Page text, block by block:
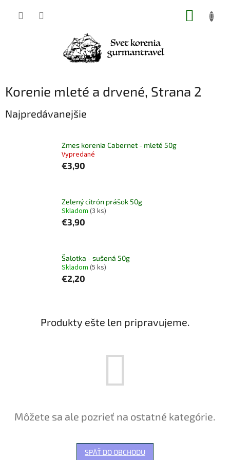
Korenie mleté a drvené, Strana 2
Najpredávanejšie
Zmes korenia Cabernet - mleté 50g
Vypredané
€3,90
Zelený citrón prášok 50g
Skladom (3 ks)
€3,90
Šalotka - sušená 50g
Skladom (5 ks)
€2,20
Produkty ešte len pripravujeme.
Môžete sa ale pozrieť na ostatné kategórie.
SPÄŤ DO OBCHODU